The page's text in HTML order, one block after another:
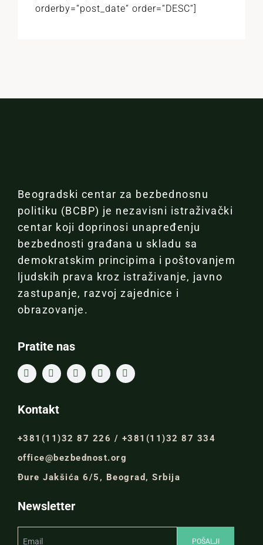
orderby=“post_date“ order=“DESC“]
Beogradski centar za bezbednosnu
politiku (BCBP) je nezavisni istraživački
centar koji doprinosi unapređenju
bezbednosti građana u skladu sa
demokratskim principima i poštovanjem
ljudskih prava kroz istraživanje, javno
zastupanje, razvoj zajednice i
obrazovanje.
Pratite nas
Kontakt
+381(11)32 87 226 / +381(11)32 87 334
office@bezbednost.org
Đure Jakšića 6/5, Beograd, Srbija
Newsletter